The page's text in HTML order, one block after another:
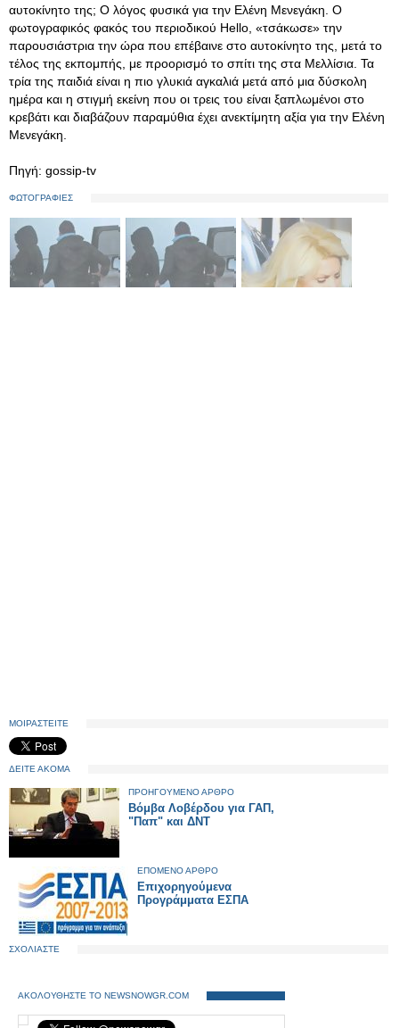
αυτοκίνητο της; Ο λόγος φυσικά για την Ελένη Μενεγάκη. Ο
φωτογραφικός φακός του περιοδικού Hello, «τσάκωσε» την
παρουσιάστρια την ώρα που επέβαινε στο αυτοκίνητο της, μετά το
τέλος της εκπομπής, με προορισμό το σπίτι της στα Μελλίσια. Τα
τρία της παιδιά είναι η πιο γλυκιά αγκαλιά μετά από μια δύσκολη
ημέρα και η στιγμή εκείνη που οι τρεις του είναι ξαπλωμένοι στο
κρεβάτι και διαβάζουν παραμύθια έχει ανεκτίμητη αξία για την Ελένη
Μενεγάκη.
Πηγή: gossip-tv
ΦΩΤΟΓΡΑΦΙΕΣ
ΜΟΙΡΑΣΤΕΙΤΕ
ΔΕΙΤΕ ΑΚΟΜΑ
ΠΡΟΗΓΟΥΜΕΝΟ ΑΡΘΡΟ
Βόμβα Λοβέρδου για ΓΑΠ,
"Παπ" και ΔΝΤ
ΕΠΟΜΕΝΟ ΑΡΘΡΟ
Επιχορηγούμενα
ΣΧΟΛΙΑΣΤΕ
ΑΚΟΛΟΥΘΗΣΤΕ ΤΟ NEWSNOWGR.COM